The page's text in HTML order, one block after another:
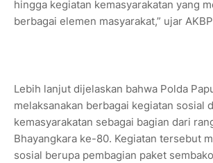
hingga kegiatan kemasyarakatan yang
berbagai elemen masyarakat,” ujar
Lebih lanjut dijelaskan bahwa Polda
melaksanakan berbagai kegiatan sosial
kemasyarakatan sebagai bagian dari
Bhayangkara ke-80. Kegiatan tersebut
sosial berupa pembagian paket